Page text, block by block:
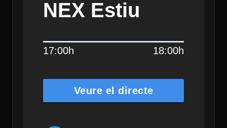
NEX Estiu
17:00h 18:00h
Veure el directe